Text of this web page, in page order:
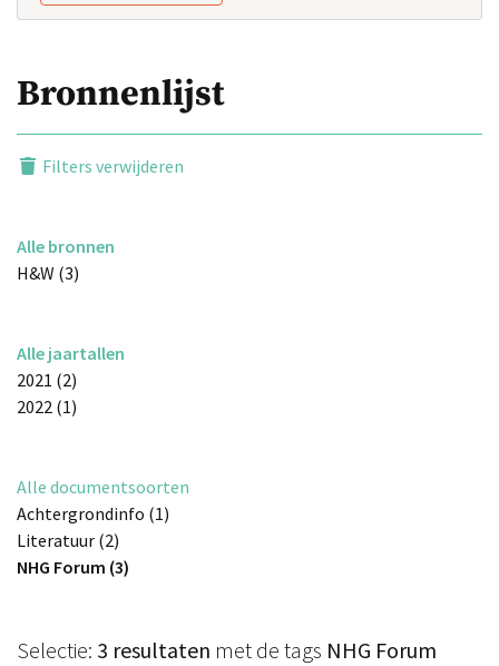
Bronnenlijst
Filters verwijderen
Alle bronnen
H&W (3)
Alle jaartallen
2021 (2)
2022 (1)
Alle documentsoorten
Achtergrondinfo (1)
Literatuur (2)
NHG Forum (3)
Selectie: 3 resultaten met de tags NHG Forum